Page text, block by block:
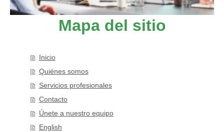
Mapa del sitio
Inicio
Quiénes somos
Servicios profesionales
Contacto
Únete a nuestro equipo
English